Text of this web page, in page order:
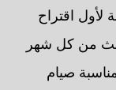
لأول اقتراح
من كل شهر
صيام